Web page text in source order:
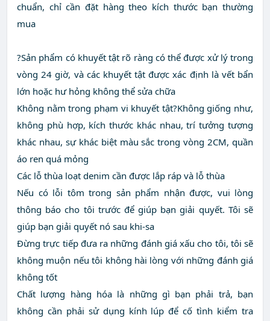
chuẩn, chỉ cần đặt hàng theo kích thước bạn thường
mua
?Sản phẩm có khuyết tật rõ ràng có thể được xử lý trong
vòng 24 giờ, và các khuyết tật được xác định là vết bẩn
lớn hoặc hư hỏng không thể sửa chữa
Không nằm trong phạm vi khuyết tật?Không giống như,
không phù hợp, kích thước khác nhau, trí tưởng tượng
khác nhau, sự khác biệt màu sắc trong vòng 2CM, quần
áo ren quá mỏng
Các lỗ thùa loạt denim cần được lắp ráp và lỗ thùa
Nếu có lỗi tôm trong sản phẩm nhận được, vui lòng
thông báo cho tôi trước để giúp bạn giải quyết. Tôi sẽ
giúp bạn giải quyết nó sau khi-sa
Đừng trực tiếp đưa ra những đánh giá xấu cho tôi, tôi sẽ
không muộn nếu tôi không hài lòng với những đánh giá
không tốt
Chất lượng hàng hóa là những gì bạn phải trả, bạn
không cần phải sử dụng kính lúp để cố tình kiểm tra